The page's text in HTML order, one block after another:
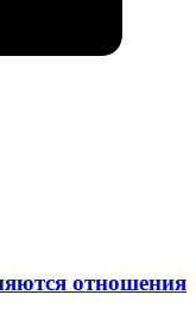
отношения